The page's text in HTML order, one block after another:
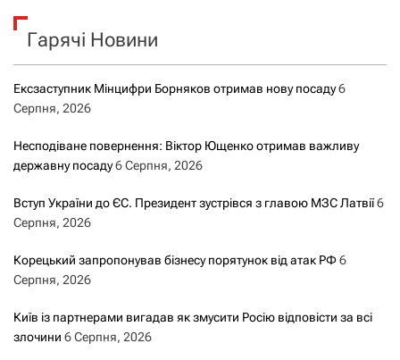
к
Гарячі Новини
Ексзаступник Мінцифри Борняков отримав нову посаду6
Серпня, 2026
Несподіване повернення: Віктор Ющенко отримав важливу
державну посаду6 Серпня, 2026
Вступ України до ЄС. Президент зустрівся з главою МЗС Латвії6
Серпня, 2026
Корецький запропонував бізнесу порятунок від атак РФ6
Серпня, 2026
Київ із партнерами вигадав як змусити Росію відповісти за всі
злочини 6 Серпня, 2026